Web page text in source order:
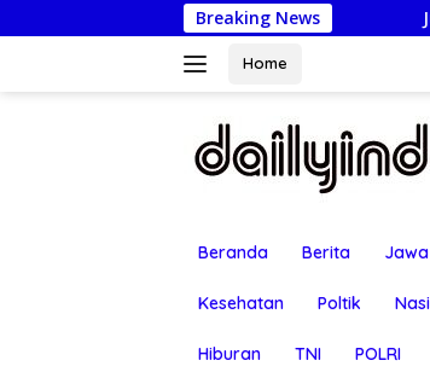
ke
Breaking News
Jumat Berkah: Kapolsek
Home
Beranda Berita
Kesehatan Poltik
Hiburan TNI POLRI